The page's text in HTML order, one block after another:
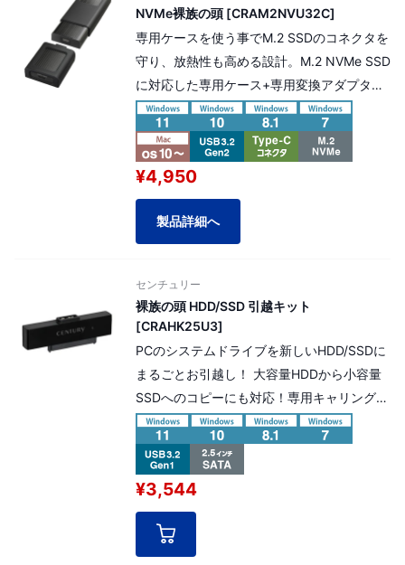
NVMe裸族の頭 [CRAM2NVU32C]
専用ケースを使う事でM.2 SSDのコネクタを
守り、放熱性も高める設計。M.2 NVMe SSD
に対応した専用ケース+専用変換アダプタ
本製品は延長保証 選択可能商品です。
延長保証料金（商品金額の5%）を加算する
事によりプラス2年間の延長保証対応が可能
です。
¥4,950
製品詳細へ
センチュリー
裸族の頭 HDD/SSD 引越キット
[CRAHK25U3]
PCのシステムドライブを新しいHDD/SSDに
まるごとお引越し！ 大容量HDDから小容量
SSDへのコピーにも対応！専用キャリングポ
ーチ付属、交換後の2.5インチHDD/SSDを
USB3.0接続の外付ドライブとして再利用可
能！※システムドライブの載せ替えに特化し
た製品です。※「USB3.0」は 旧名称とな
り、現在の「USB3.2 Gen1」と同一の仕様で
¥3,544